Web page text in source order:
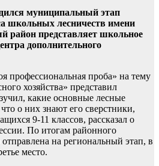
муниципальный этап
школьных лесничеств имени
район представляет школьное
дополнительного
профессиональная проба» на тему
хозяйства» представил
какие основные лесные
о них знают его сверстники,
9-11 классов, рассказал о
По итогам районного
на региональный этап, в
место.